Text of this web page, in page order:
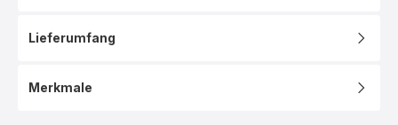
Lieferumfang
Merkmale